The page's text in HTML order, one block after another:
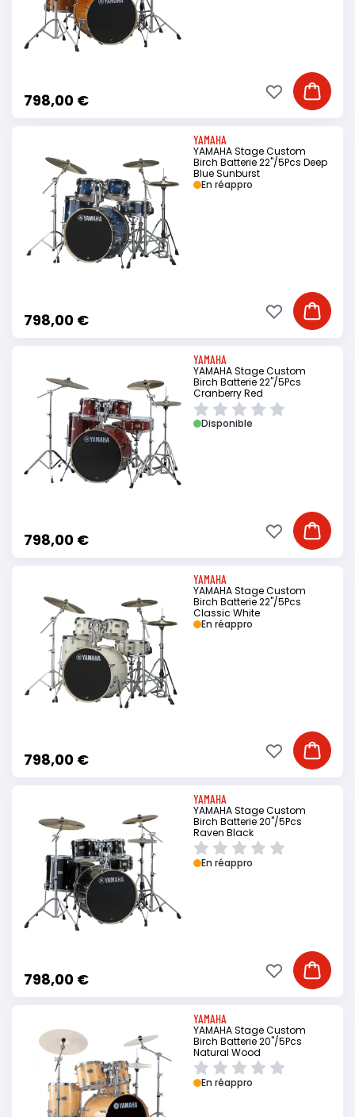
798,00 € Ajouter
Ajouter à ma
YAMAHA
YAMAHA Stage Custom
Birch Batterie 22"/5Pcs Deep
Blue Sunburst
798,00 €
En réappro
Ajouter
Ajouter à ma
YAMAHA
YAMAHA Stage Custom
Birch Batterie 22"/5Pcs
Cranberry Red
798,00 €
Disponible
Ajouter
Ajouter à ma
YAMAHA
YAMAHA Stage Custom
Birch Batterie 22"/5Pcs
Classic White
798,00 €
En réappro
Ajouter
Ajouter à ma
YAMAHA
YAMAHA Stage Custom
Birch Batterie 20"/5Pcs
Raven Black
798,00 €
En réappro
Ajouter
Ajouter à ma
YAMAHA
YAMAHA Stage Custom
Birch Batterie 20"/5Pcs
Natural Wood
En réappro